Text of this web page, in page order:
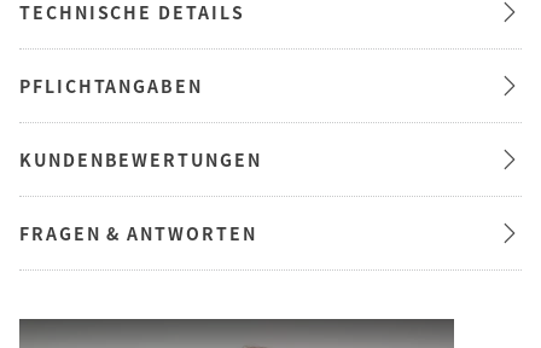
TECHNISCHE DETAILS
PFLICHTANGABEN
KUNDENBEWERTUNGEN
FRAGEN & ANTWORTEN